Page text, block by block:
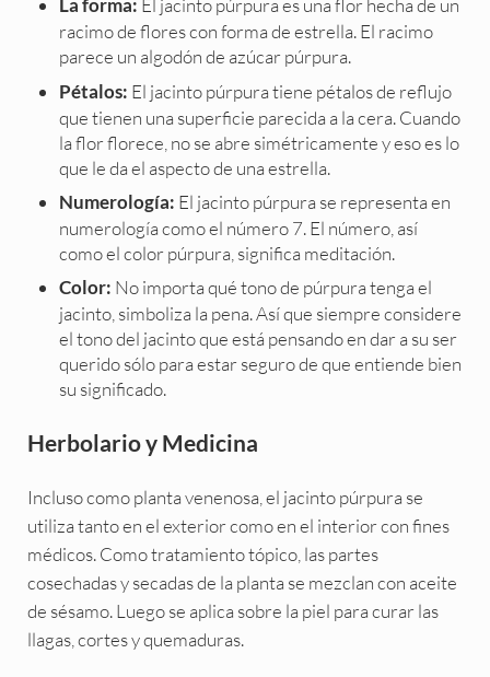
La forma: El jacinto púrpura es una flor hecha de un
racimo de flores con forma de estrella. El racimo
parece un algodón de azúcar púrpura.
Pétalos: El jacinto púrpura tiene pétalos de reflujo
que tienen una superficie parecida a la cera. Cuando
la flor florece, no se abre simétricamente y eso es lo
que le da el aspecto de una estrella.
Numerología: El jacinto púrpura se representa en
numerología como el número 7. El número, así
como el color púrpura, significa meditación.
Color: No importa qué tono de púrpura tenga el
jacinto, simboliza la pena. Así que siempre considere
el tono del jacinto que está pensando en dar a su ser
querido sólo para estar seguro de que entiende bien
su significado.
Herbolario y Medicina
Incluso como planta venenosa, el jacinto púrpura se
utiliza tanto en el exterior como en el interior con fines
médicos. Como tratamiento tópico, las partes
cosechadas y secadas de la planta se mezclan con aceite
de sésamo. Luego se aplica sobre la piel para curar las
llagas, cortes y quemaduras.